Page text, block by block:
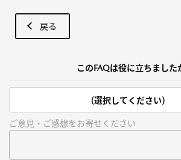
戻る
このFAQは役に立ちました
(選択してください)
ご意見・ご感想をお寄せください